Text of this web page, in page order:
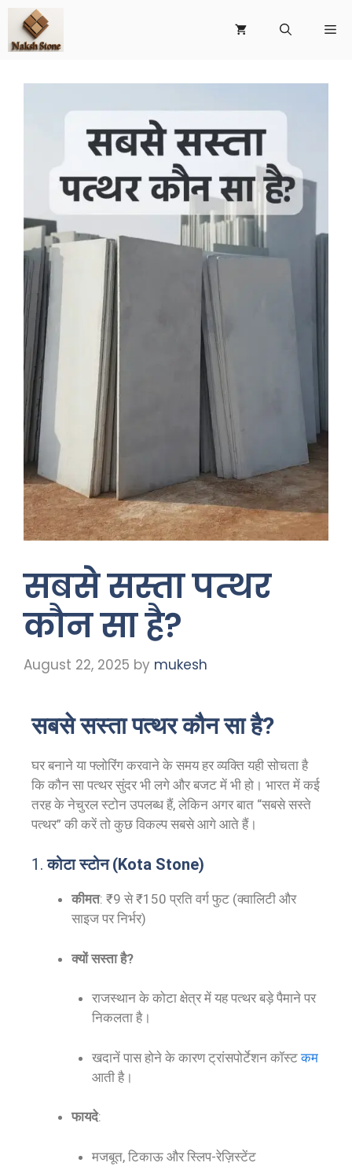
सबसे सस्ता पत्थर
कौन सा है?
August 22, 2025 by mukesh
सबसे सस्ता पत्थर कौन सा है?
घर बनाने या फ्लोरिंग करवाने के समय हर व्यक्ति यही सोचता है
कि कौन सा पत्थर सुंदर भी लगे और बजट में भी हो। भारत में कई
तरह के नेचुरल स्टोन उपलब्ध हैं, लेकिन अगर बात “सबसे सस्ते
पत्थर” की करें तो कुछ विकल्प सबसे आगे आते हैं।
1.कोटा स्टोन (Kota Stone)
कीमत: ₹9 से ₹150 प्रति वर्ग फुट (क्वालिटी और
साइज पर निर्भर)
क्यों सस्ता है?
राजस्थान के कोटा क्षेत्र में यह पत्थर बड़े पैमाने पर
निकलता है।
खदानें पास होने के कारण ट्रांसपोर्टेशन कॉस्टकम
आती है।
फायदे:
मजबूत, टिकाऊ और स्लिप-रेज़िस्टेंट